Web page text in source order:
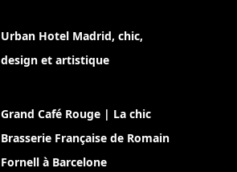
Urban Hotel Madrid, chic,
design et artistique
Grand Café Rouge | La chic
Brasserie Française de Romain
Fornell à Barcelone